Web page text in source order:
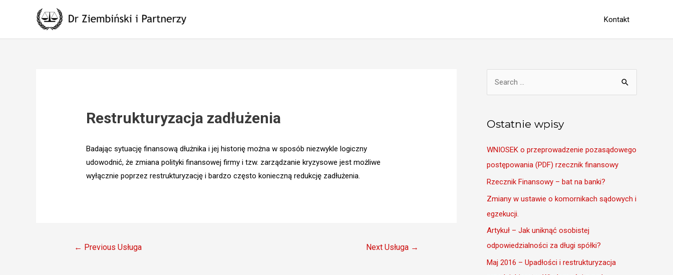
Kontakt
Restrukturyzacja zadłużenia
Badając sytuację finansową dłużnika i jej historię można w sposób niezwykle logiczny
udowodnić, że zmiana polityki finansowej firmy i tzw. zarządzanie kryzysowe jest możliwe
wyłącznie poprzez restrukturyzację i bardzo często konieczną redukcję zadłużenia.
Nawigacja
← Previous Usługa Next Usługa →
r
h
f
o
r
:
Ostatnie wpisy
WNIOSEK o przeprowadzenie pozasądowego
postępowania (PDF) rzecznik finansowy
Rzecznik Finansowy – bat na banki?
Zmiany w ustawie o komornikach sądowych i
egzekucji.
Artykuł – Jak uniknąć osobistej
odpowiedzialności za długi spółki?
Maj 2016 – Upadłości i restrukturyzacja